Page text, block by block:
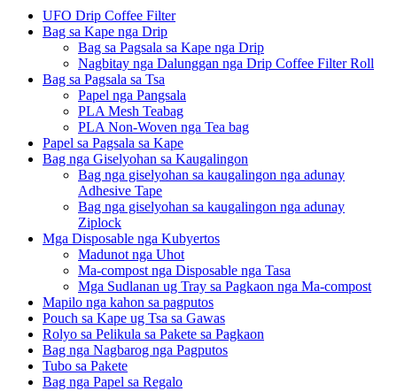
UFO Drip Coffee Filter
Bag sa Kape nga Drip
Bag sa Pagsala sa Kape nga Drip
Nagbitay nga Dalunggan nga Drip Coffee Filter Roll
Bag sa Pagsala sa Tsa
Papel nga Pangsala
PLA Mesh Teabag
PLA Non-Woven nga Tea bag
Papel sa Pagsala sa Kape
Bag nga Giselyohan sa Kaugalingon
Bag nga giselyohan sa kaugalingon nga adunay
Adhesive Tape
Bag nga giselyohan sa kaugalingon nga adunay
Ziplock
Mga Disposable nga Kubyertos
Madunot nga Uhot
Ma-compost nga Disposable nga Tasa
Mga Sudlanan ug Tray sa Pagkaon nga Ma-compost
Mapilo nga kahon sa pagputos
Pouch sa Kape ug Tsa sa Gawas
Rolyo sa Pelikula sa Pakete sa Pagkaon
Bag nga Nagbarog nga Pagputos
Tubo sa Pakete
Bag nga Papel sa Regalo